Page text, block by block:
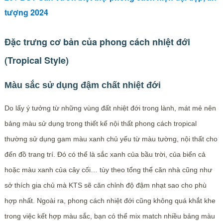
tượng 2024
Đặc trưng cơ bản của phong cách nhiệt đới
(Tropical Style)
Màu sắc sử dụng đậm chất nhiệt đới
Do lấy ý tưởng từ những vùng đất nhiệt đới trong lành, mát mẻ nên
bảng màu sử dụng trong thiết kế nội thất phong cách tropical
thường sử dụng gam màu xanh chủ yếu từ màu tường, nội thất cho
đến đồ trang trí. Đó có thể là sắc xanh của bầu trời, của biển cả
hoặc màu xanh của cây cối… tùy theo tổng thể căn nhà cũng như
sở thích gia chủ mà KTS sẽ căn chỉnh độ đậm nhạt sao cho phù
hợp nhất. Ngoài ra, phong cách nhiệt đới cũng không quá khắt khe
trong việc kết hợp màu sắc, bạn có thể mix match nhiều bảng màu